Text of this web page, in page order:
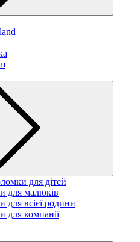
для дітей
для малюків
для всієї родини
для компанії